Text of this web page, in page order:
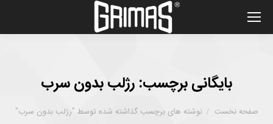
بایگانی برچسب: رژلب بدون سرب
شما اینجا هستید :
صفحه نخست نوشته های برچسب گذاشته شده توسط "رژلب بدون سرب"